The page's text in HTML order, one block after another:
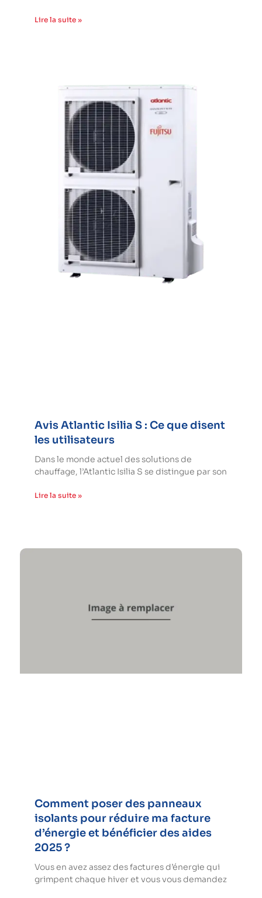
Lire la suite »
Avis Atlantic Isilia S : Ce que disent
les utilisateurs
Dans le monde actuel des solutions de
chauffage, l’Atlantic Isilia S se distingue par son
Lire la suite »
Comment poser des panneaux
isolants pour réduire ma facture
d’énergie et bénéficier des aides
2025 ?
Vous en avez assez des factures d’énergie qui
grimpent chaque hiver et vous vous demandez